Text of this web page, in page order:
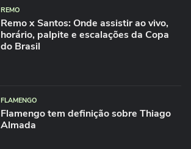
REMO
Remo x Santos: Onde assistir ao vivo,
horário, palpite e escalações da Copa
do Brasil
FLAMENGO
Flamengo tem definição sobre Thiago
Almada